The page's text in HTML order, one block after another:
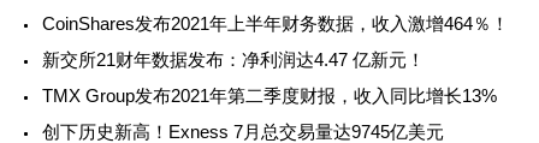
CoinShares发布2021年上半年财务数据，收入激增464％！
新交所21财年数据发布：净利润达4.47 亿新元！
TMX Group发布2021年第二季度财报，收入同比增长13%
创下历史新高！Exness 7月总交易量达9745亿美元